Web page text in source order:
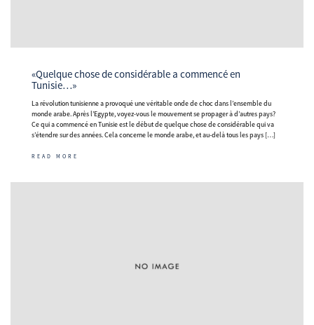
«Quelque chose de considérable a commencé en
Tunisie…»
La révolution tunisienne a provoqué une véritable onde de choc dans l’ensemble du
monde arabe. Après l’Egypte, voyez-vous le mouvement se propager à d’autres pays?
Ce qui a commencé en Tunisie est le début de quelque chose de considérable qui va
s’étendre sur des années. Cela concerne le monde arabe, et au-delà tous les pays […]
READ MORE